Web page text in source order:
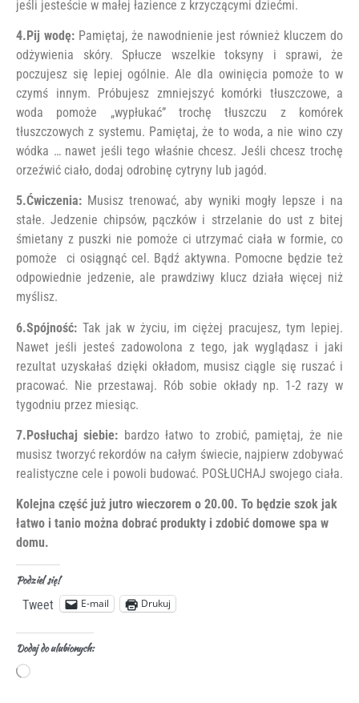
jeśli jesteście w małej łazience z krzyczącymi dziećmi.
4.Pij wodę:Pamiętaj, że nawodnienie jest również kluczem do
odżywienia skóry. Spłucze wszelkie toksyny i sprawi, że
poczujesz się lepiej ogólnie. Ale dla owinięcia pomoże to w
czymś innym. Próbujesz zmniejszyć komórki tłuszczowe, a
woda pomoże „wypłukać” trochę tłuszczu z komórek
tłuszczowych z systemu. Pamiętaj, że to woda, a nie wino czy
wódka … nawet jeśli tego właśnie chcesz. Jeśli chcesz trochę
orzeźwić ciało, dodaj odrobinę cytryny lub jagód.
5.Ćwiczenia: Musisz trenować, aby wyniki mogły lepsze i na
stałe. Jedzenie chipsów, pączków i strzelanie do ust z bitej
śmietany z puszki nie pomoże ci utrzymać ciała w formie, co
pomoże ci osiągnąć cel. Bądź aktywna. Pomocne będzie też
odpowiednie jedzenie, ale prawdziwy klucz działa więcej niż
myślisz.
6.Spójność: Tak jak w życiu, im ciężej pracujesz, tym lepiej.
Nawet jeśli jesteś zadowolona z tego, jak wyglądasz i jaki
rezultat uzyskałaś dzięki okładom, musisz ciągle się ruszać i
pracować. Nie przestawaj. Rób sobie okłady np. 1-2 razy w
tygodniu przez miesiąc.
7.Posłuchaj siebie: bardzo łatwo to zrobić, pamiętaj, że nie
musisz tworzyć rekordów na całym świecie, najpierw zdobywać
realistyczne cele i powoli budować. POSŁUCHAJ swojego ciała.
Kolejna część już jutro wieczorem o 20.00. To będzie szok jak
łatwo i tanio można dobrać produkty i zdobić domowe spa w
domu.
Podziel się!
Tweet E-mail Drukuj
Dodaj do ulubionych: